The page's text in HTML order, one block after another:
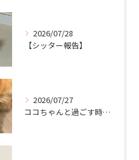
2026/07/28
【シッター報告】
2026/07/27
ココちゃんと過ごす時間が待ち遠しい！🐾